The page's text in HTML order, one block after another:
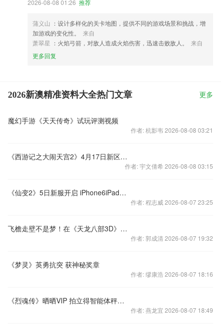
2026-08-08 01:26 推荐
蒲义山 ：设计多样化的关卡地图，提供不同的游戏场景和挑战，增
加游戏的变化性。
来自
萧翠星 ：火焰弓箭，对敌人造成火焰伤害，迅速击败敌人。
来自
更多回复
2026新澳精准资料大全热门文章 更多
魔幻手游《天天传奇》试玩评测视频
作者: 杭影韦 2026-08-08 03:21
《西游记之大闹天宫2》4月17日新区巅峰对决
作者: 宇文倩希 2026-08-08 03:15
《仙变2》5日新服开启 iPhone6iPad免费送
作者: 程志威 2026-08-07 23:25
飞檐走壁不是梦！在《天龙八部3D》手游也能身轻如燕
作者: 郭成清 2026-08-07 19:32
《梦灵》英勇抗突 获神秘奖章
作者: 缪康浩 2026-08-07 18:16
《烈魂传》晒晒VIP 拍立得智能体秤等你来拿
作者: 燕龙宜 2026-08-07 18:49